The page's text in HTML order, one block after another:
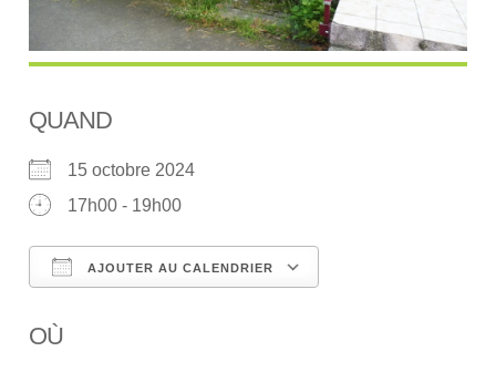
QUAND
15 octobre 2024
17h00 - 19h00
AJOUTER AU CALENDRIER
OÙ